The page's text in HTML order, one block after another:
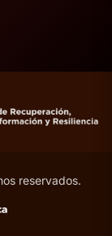
reservados.